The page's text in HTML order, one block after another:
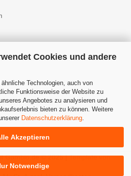
Cookies und andere
Technologien, auch von
Funktionsweise der Website zu
Angebotes zu analysieren und
bieten zu können. Weitere
Datenschutzerklärung
Akzeptieren
Notwendige
Gambio.de © 2025 | Template von
JungCreative.